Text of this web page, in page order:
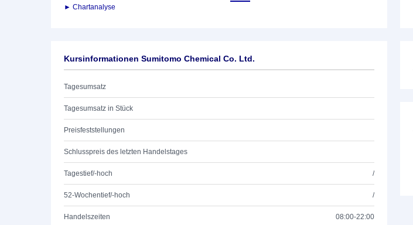
► Chartanalyse
Kursinformationen Sumitomo Chemical Co. Ltd.
Tagesumsatz
Tagesumsatz in Stück
Preisfeststellungen
Schlusspreis des letzten Handelstages
Tagestief/-hoch /
52-Wochentief/-hoch /
Handelszeiten 08:00-22:00